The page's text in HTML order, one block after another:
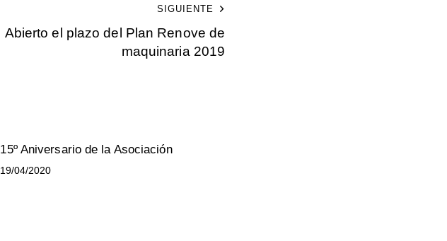
SIGUIENTE
Abierto el plazo del Plan Renove de
maquinaria 2019
15º Aniversario de la Asociación
19/04/2020